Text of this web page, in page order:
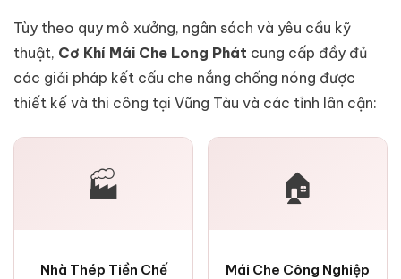
Tùy theo quy mô xưởng, ngân sách và yêu cầu kỹ
thuật, Cơ Khí Mái Che Long Phát cung cấp đầy đủ
các giải pháp kết cấu che nắng chống nóng được
thiết kế và thi công tại Vũng Tàu và các tỉnh lân cận:
🏭
Nhà Thép Tiền Chế
🏠
Mái Che Công Nghiệp